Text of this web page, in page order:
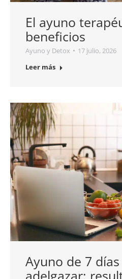
El ayuno
beneficios
Ayuno y Detox
17 julio, 2026
Leer más
Ayuno de 7